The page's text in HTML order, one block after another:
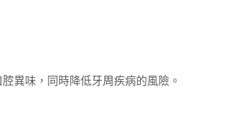
異味，同時降低牙周疾病的風險。